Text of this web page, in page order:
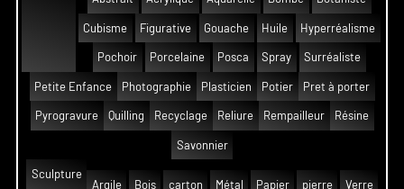
Cubisme Figurative Gouache Huile Hyperréalisme
Pochoir Porcelaine Posca Spray Surréaliste
Petite Enfance Photographie Plasticien Potier Pret à porter
Pyrogravure Quilling Recyclage Reliure Rempailleur Résine
Savonnier
Sculpture
Argile
Bois carton Métal Papier pierre Verre